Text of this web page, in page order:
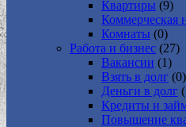
Квартиры (9)
Коммерческая
Комнаты (0)
Работа и бизнес (27)
Вакансии (1)
Взять в долг (0)
Деньги в долг
Кредиты и
Повышение